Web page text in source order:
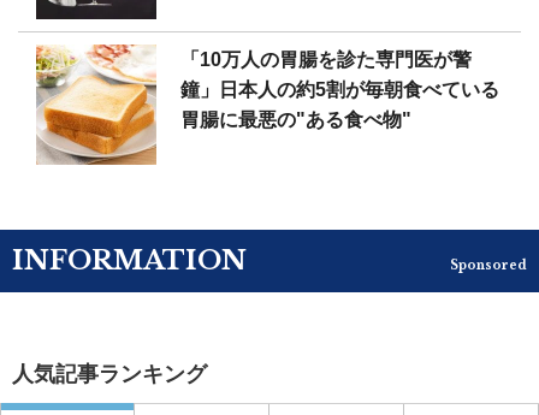
「10万人の胃腸を診た専門医が警
鐘」日本人の約5割が毎朝食べている
胃腸に最悪の"ある食べ物"
INFORMATION Sponsored
人気記事ランキング